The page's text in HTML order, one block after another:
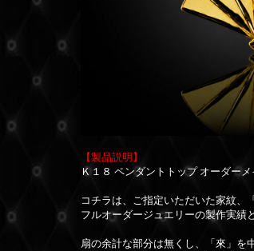
【製品説明】
Ｋ１８ ペンダントトップ オーダーメ
コチラは、ご指定いただいた家紋、
フルオーダージュエリーの製作実績
扇の余計な部分は無くし、「來」を